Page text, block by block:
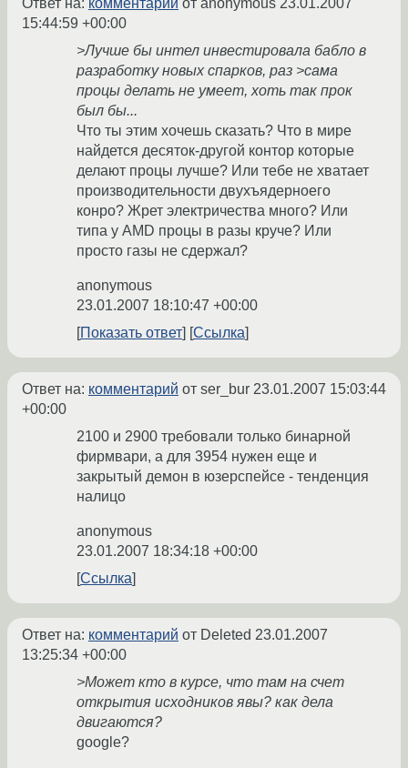
Ответ на: комментарий от anonymous 23.01.2007
15:44:59 +00:00
>Лучше бы интел инвестировала бабло в
разработку новых спарков, раз >сама
процы делать не умеет, хоть так прок
был бы...
Что ты этим хочешь сказать? Что в мире
найдется десяток-другой контор которые
делают процы лучше? Или тебе не хватает
производительности двухъядерноего
конро? Жрет электричества много? Или
типа у AMD процы в разы круче? Или
просто газы не сдержал?
anonymous
23.01.2007 18:10:47 +00:00
Показать ответ
Ссылка
Ответ на: комментарий от ser_bur 23.01.2007 15:03:44
+00:00
2100 и 2900 требовали только бинарной
фирмвари, а для 3954 нужен еще и
закрытый демон в юзерспейсе - тенденция
налицо
anonymous
23.01.2007 18:34:18 +00:00
Ссылка
Ответ на: комментарий от Deleted 23.01.2007
13:25:34 +00:00
>Может кто в курсе, что там на счет
открытия исходников явы? как дела
двигаются?
google?